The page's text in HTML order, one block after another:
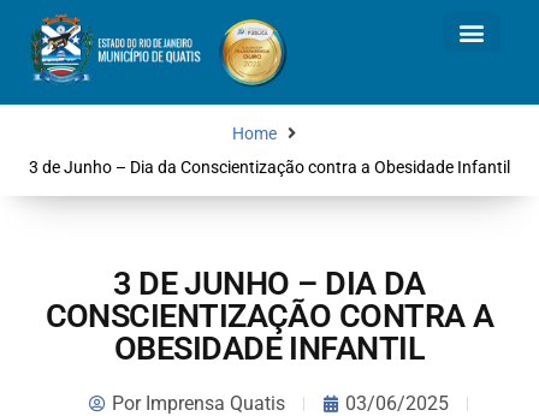
Home
3 de Junho – Dia da Conscientização contra a Obesidade Infantil
3 DE JUNHO – DIA DA
CONSCIENTIZAÇÃO CONTRA A
OBESIDADE INFANTIL
PorImprensa Quatis
03/06/2025